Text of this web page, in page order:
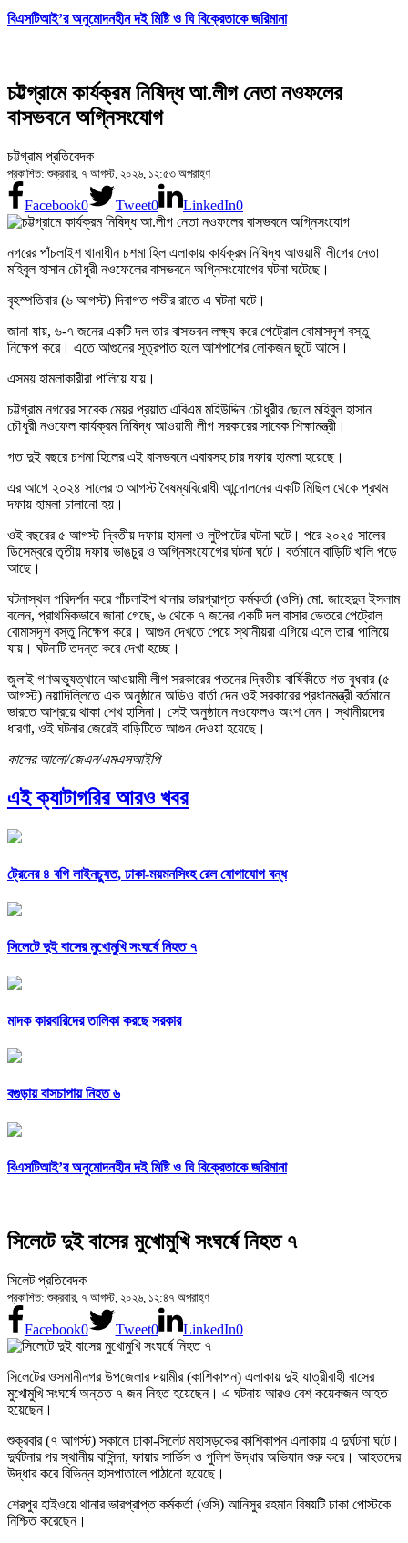
বিএসটিআই’র অনুমোদনহীন দই মিষ্টি ও ঘি বিক্রেতাকে জরিমানা
চট্টগ্রামে কার্যক্রম নিষিদ্ধ আ.লীগ নেতা নওফলের
বাসভবনে অগ্নিসংযোগ
চট্টগ্রাম প্রতিবেদক
প্রকাশিত: শুক্রবার, ৭ আগস্ট, ২০২৬, ১২:৫৩ অপরাহ্ণ
Facebook0 Tweet0 LinkedIn0
নগরের পাঁচলাইশ থানাধীন চশমা হিল এলাকায় কার্যক্রম নিষিদ্ধ আওয়ামী লীগের নেতা
মহিবুল হাসান চৌধুরী নওফেলের বাসভবনে অগ্নিসংযোগের ঘটনা ঘটেছে।
বৃহস্পতিবার (৬ আগস্ট) দিবাগত গভীর রাতে এ ঘটনা ঘটে।
জানা যায়, ৬-৭ জনের একটি দল তার বাসভবন লক্ষ্য করে পেট্রোল বোমাসদৃশ বস্তু
নিক্ষেপ করে। এতে আগুনের সূত্রপাত হলে আশপাশের লোকজন ছুটে আসে।
এসময় হামলাকারীরা পালিয়ে যায়।
চট্টগ্রাম নগরের সাবেক মেয়র প্রয়াত এবিএম মহিউদ্দিন চৌধুরীর ছেলে মহিবুল হাসান
চৌধুরী নওফেল কার্যক্রম নিষিদ্ধ আওয়ামী লীগ সরকারের সাবেক শিক্ষামন্ত্রী।
গত দুই বছরে চশমা হিলের এই বাসভবনে এবারসহ চার দফায় হামলা হয়েছে।
এর আগে ২০২৪ সালের ৩ আগস্ট বৈষম্যবিরোধী আন্দোলনের একটি মিছিল থেকে প্রথম
দফায় হামলা চালানো হয়।
ওই বছরের ৫ আগস্ট দ্বিতীয় দফায় হামলা ও লুটপাটের ঘটনা ঘটে। পরে ২০২৫ সালের
ডিসেম্বরে তৃতীয় দফায় ভাঙচুর ও অগ্নিসংযোগের ঘটনা ঘটে। বর্তমানে বাড়িটি খালি পড়ে
আছে।
ঘটনাস্থল পরিদর্শন করে পাঁচলাইশ থানার ভারপ্রাপ্ত কর্মকর্তা (ওসি) মো. জাহেদুল ইসলাম
বলেন, প্রাথমিকভাবে জানা গেছে, ৬ থেকে ৭ জনের একটি দল বাসার ভেতরে পেট্রোল
বোমাসদৃশ বস্তু নিক্ষেপ করে। আগুন দেখতে পেয়ে স্থানীয়রা এগিয়ে এলে তারা পালিয়ে
যায়। ঘটনাটি তদন্ত করে দেখা হচ্ছে।
জুলাই গণঅভ্যুত্থানে আওয়ামী লীগ সরকারের পতনের দ্বিতীয় বার্ষিকীতে গত বুধবার (৫
আগস্ট) নয়াদিল্লিতে এক অনুষ্ঠানে অডিও বার্তা দেন ওই সরকারের প্রধানমন্ত্রী বর্তমানে
ভারতে আশ্রয়ে থাকা শেখ হাসিনা। সেই অনুষ্ঠানে নওফেলও অংশ নেন। স্থানীয়দের
ধারণা, ওই ঘটনার জেরেই বাড়িটিতে আগুন দেওয়া হয়েছে।
কালের আলো/জেএন/এমএসআইপি
এই ক্যাটাগরির আরও খবর
ট্রেনের ৪ বগি লাইনচ্যুত, ঢাকা-ময়মনসিংহ রেল যোগাযোগ বন্ধ
সিলেটে দুই বাসের মুখোমুখি সংঘর্ষে নিহত ৭
মাদক কারবারিদের তালিকা করছে সরকার
বগুড়ায় বাসচাপায় নিহত ৬
বিএসটিআই’র অনুমোদনহীন দই মিষ্টি ও ঘি বিক্রেতাকে জরিমানা
সিলেটে দুই বাসের মুখোমুখি সংঘর্ষে নিহত ৭
সিলেট প্রতিবেদক
প্রকাশিত: শুক্রবার, ৭ আগস্ট, ২০২৬, ১২:৪৭ অপরাহ্ণ
Facebook0 Tweet0 LinkedIn0
সিলেটের ওসমানীনগর উপজেলার দয়ামীর (কাশিকাপন) এলাকায় দুই যাত্রীবাহী বাসের
মুখোমুখি সংঘর্ষে অন্তত ৭ জন নিহত হয়েছেন। এ ঘটনায় আরও বেশ কয়েকজন আহত
হয়েছেন।
শুক্রবার (৭ আগস্ট) সকালে ঢাকা-সিলেট মহাসড়কের কাশিকাপন এলাকায় এ দুর্ঘটনা ঘটে।
দুর্ঘটনার পর স্থানীয় বাসিন্দা, ফায়ার সার্ভিস ও পুলিশ উদ্ধার অভিযান শুরু করে। আহতদের
উদ্ধার করে বিভিন্ন হাসপাতালে পাঠানো হয়েছে।
শেরপুর হাইওয়ে থানার ভারপ্রাপ্ত কর্মকর্তা (ওসি) আনিসুর রহমান বিষয়টি ঢাকা পোস্টকে
নিশ্চিত করেছেন।